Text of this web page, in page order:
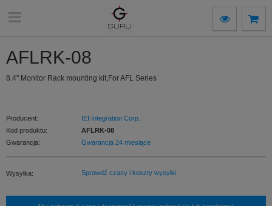
AFLRK-08
8.4" Monitor Rack mounting kit,For AFL Series
Producent:
IEI Integration Corp.
Kod produktu:
AFLRK-08
Gwarancja:
Gwarancja 24 miesiące
Wysyłka: Sprawdź czasy i koszty wysyłki